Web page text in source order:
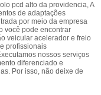
pcd alto da providencia, A
de adaptações
por meio da empresa
você pode encontrar
veicular acelerador e freio
profissionais
nossos serviços
diferenciado e
Por isso, não deixe de